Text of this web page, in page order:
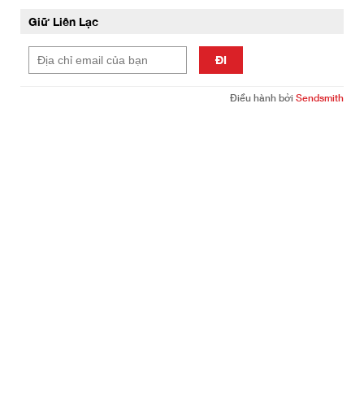
Giữ Liên Lạc
ĐI
Điều hành bởi Sendsmith